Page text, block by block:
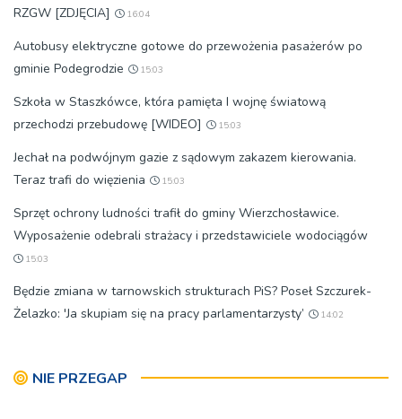
RZGW [ZDJĘCIA]
16:04
Autobusy elektryczne gotowe do przewożenia pasażerów po
gminie Podegrodzie
15:03
Szkoła w Staszkówce, która pamięta I wojnę światową
przechodzi przebudowę [WIDEO]
15:03
Jechał na podwójnym gazie z sądowym zakazem kierowania.
Teraz trafi do więzienia
15:03
Sprzęt ochrony ludności trafił do gminy Wierzchosławice.
Wyposażenie odebrali strażacy i przedstawiciele wodociągów
15:03
Będzie zmiana w tarnowskich strukturach PiS? Poseł Szczurek-
Żelazko: 'Ja skupiam się na pracy parlamentarzysty’
14:02
NIE PRZEGAP